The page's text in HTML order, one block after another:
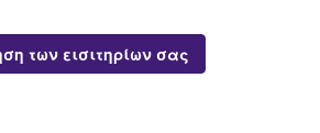
των εισιτηρίων σας